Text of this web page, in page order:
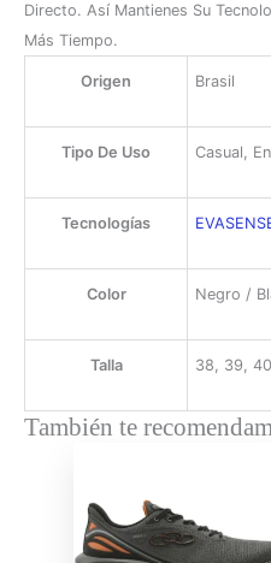
Directo. Así Mantienes Su
Más Tiempo.
Origen Brasil
Tipo De Uso Casual,
Tecnologías
Color Negro /
Talla 38, 39,
También te